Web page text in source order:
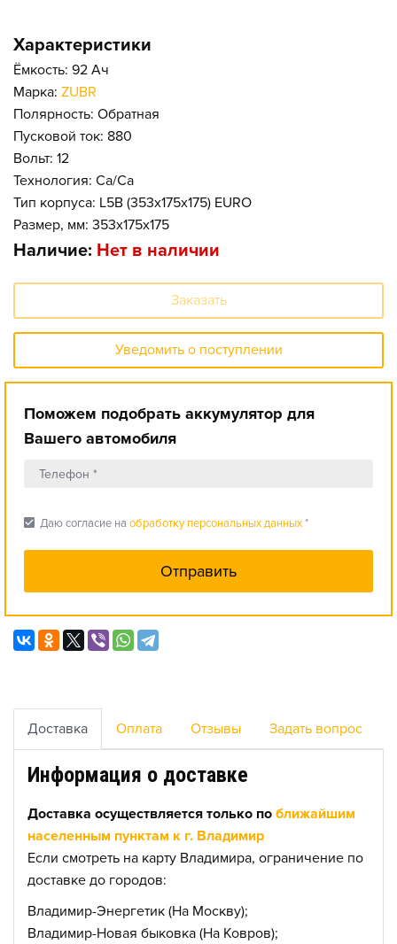
Характеристики
Ёмкость: 92 Ач
Марка: ZUBR
Полярность: Обратная
Пусковой ток: 880
Вольт: 12
Технология: Ca/Ca
Тип корпуса: L5B (353x175x175) EURO
Размер, мм: 353x175x175
Наличие: Нет в наличии
Заказать
Уведомить о поступлении
Поможем подобрать аккумулятор для
Вашего автомобиля
check_box Даю согласие на обработку персональных данных*
Доставка Оплата Отзывы Задать вопрос
Информация о доставке
Доставка осуществляется только по ближайшим
населенным пунктам к г. Владимир
Если смотреть на карту Владимира, ограничение по
доставке до городов:
Владимир-Энергетик (На Москву);
Владимир-Новая быковка (На Ковров);